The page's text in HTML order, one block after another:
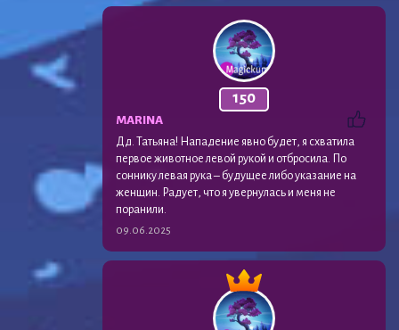
150
MARINA
Дд. Татьяна! Нападение явно будет, я схватила
первое животное левой рукой и отбросила. По
соннику левая рука – будущее либо указание на
женщин. Радует, что я увернулась и меня не
поранили.
09.06.2025